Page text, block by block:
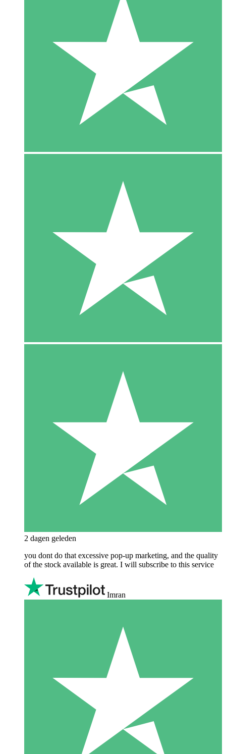
2 dagen geleden
you dont do that excessive pop-up marketing, and the quality
of the stock available is great. I will subscribe to this service
Imran